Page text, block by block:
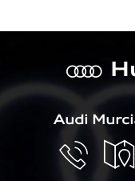
a
Audi